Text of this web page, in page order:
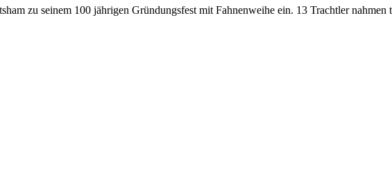
zu seinem 100 jährigen Gründungsfest mit Fahnenweihe ein. 13 Trachtler nahmen